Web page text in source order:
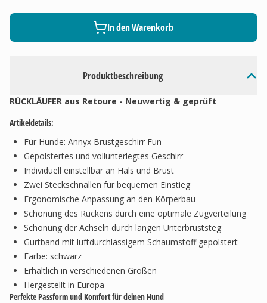
Produktbeschreibung
RÜCKLÄUFER aus Retoure - Neuwertig & geprüft
Artikeldetails:
Für Hunde: Annyx Brustgeschirr Fun
Gepolstertes und vollunterlegtes Geschirr
Individuell einstellbar an Hals und Brust
Zwei Steckschnallen für bequemen Einstieg
Ergonomische Anpassung an den Körperbau
Schonung des Rückens durch eine optimale Zugverteilung
Schonung der Achseln durch langen Unterbruststeg
Gurtband mit luftdurchlässigem Schaumstoff gepolstert
Farbe: schwarz
Erhältlich in verschiedenen Größen
Hergestellt in Europa
Perfekte Passform und Komfort für deinen Hund
In den Warenkorb